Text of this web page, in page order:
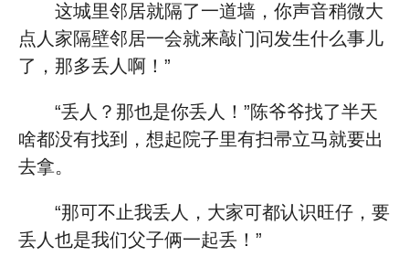
这城里邻居就隔了一道墙，你声音稍微大
点人家隔壁邻居一会就来敲门问发生什么事儿
了，那多丢人啊！”
“丢人？那也是你丢人！”陈爷爷找了半天
啥都没有找到，想起院子里有扫帚立马就要出
去拿。
“那可不止我丢人，大家可都认识旺仔，要
丢人也是我们父子俩一起丢！”